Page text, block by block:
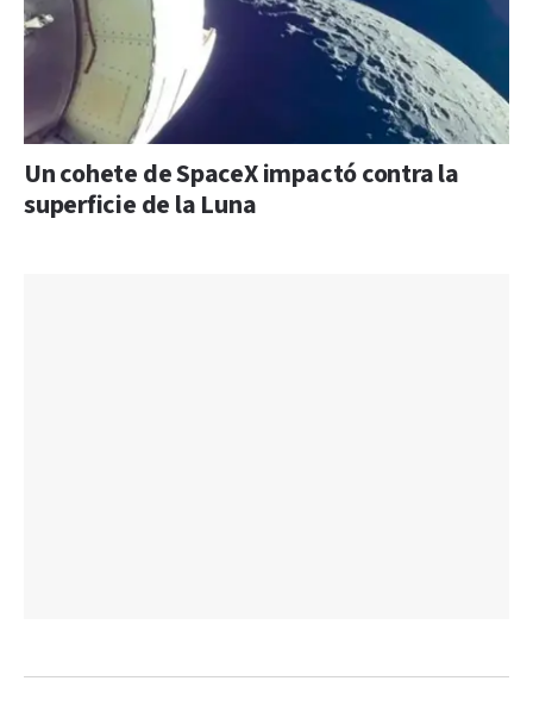
Un cohete de SpaceX impactó contra la
superficie de la Luna